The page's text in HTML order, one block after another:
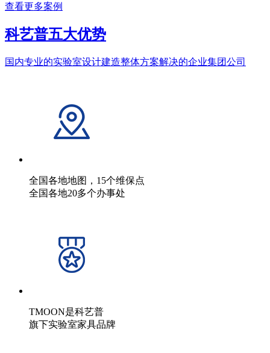
查看更多案例
科艺普五大优势
国内专业的实验室设计建造整体方案解决的企业集团公司
全国各地地图，15个维保点
全国各地20多个办事处
TMOON是科艺普
旗下实验室家具品牌